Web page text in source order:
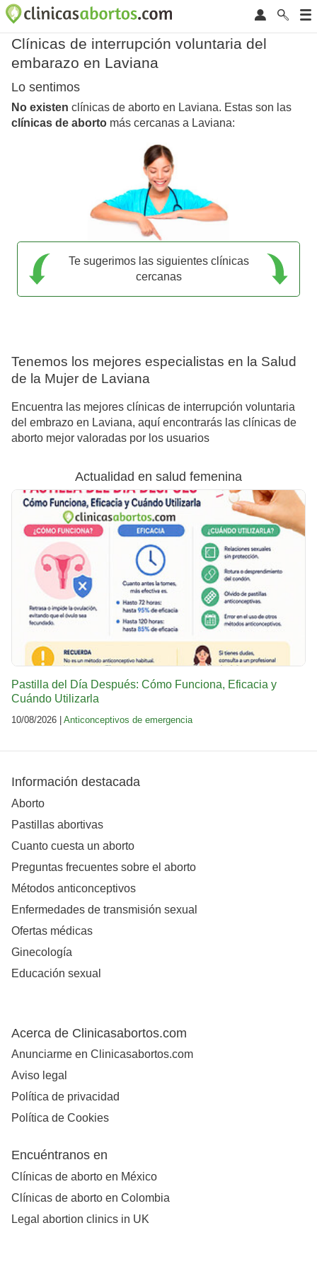
Clínicas de interrupción voluntaria del
embarazo en Laviana
Lo sentimos
No existen clínicas de aborto en Laviana. Estas son las
clínicas de aborto más cercanas a Laviana:
Te sugerimos las siguientes clínicas
cercanas
Tenemos los mejores especialistas en la Salud
de la Mujer de Laviana
Encuentra las mejores clínicas de interrupción voluntaria
del embrazo en Laviana, aquí encontrarás las clínicas de
aborto mejor valoradas por los usuarios
Actualidad en salud femenina
Pastilla del Día Después: Cómo Funciona, Eficacia y
Cuándo Utilizarla
10/08/2026 | Anticonceptivos de emergencia
Información destacada
Aborto
Pastillas abortivas
Cuanto cuesta un aborto
Preguntas frecuentes sobre el aborto
Métodos anticonceptivos
Enfermedades de transmisión sexual
Ofertas médicas
Ginecología
Educación sexual
Acerca de Clinicasabortos.com
Anunciarme en Clinicasabortos.com
Aviso legal
Política de privacidad
Política de Cookies
Encuéntranos en
Clínicas de aborto en México
Clínicas de aborto en Colombia
Legal abortion clinics in UK